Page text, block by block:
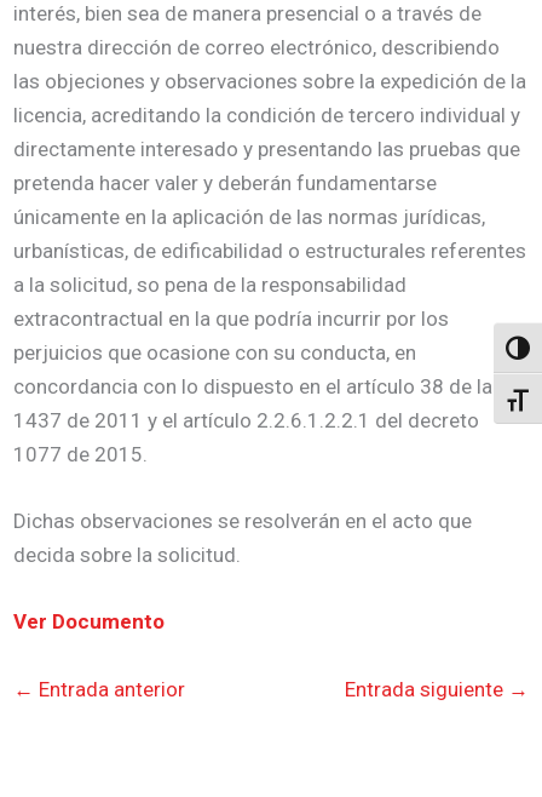
interés, bien sea de manera presencial o a través de
nuestra dirección de correo electrónico, describiendo
las objeciones y observaciones sobre la expedición de la
licencia, acreditando la condición de tercero individual y
directamente interesado y presentando las pruebas que
pretenda hacer valer y deberán fundamentarse
únicamente en la aplicación de las normas jurídicas,
urbanísticas, de edificabilidad o estructurales referentes
a la solicitud, so pena de la responsabilidad
extracontractual en la que podría incurrir por los
perjuicios que ocasione con su conducta, en
concordancia con lo dispuesto en el artículo 38 de la ley
1437 de 2011 y el artículo 2.2.6.1.2.2.1 del decreto
1077 de 2015.
Dichas observaciones se resolverán en el acto que
decida sobre la solicitud.
Ver Documento
← Entrada anterior Entrada siguiente →